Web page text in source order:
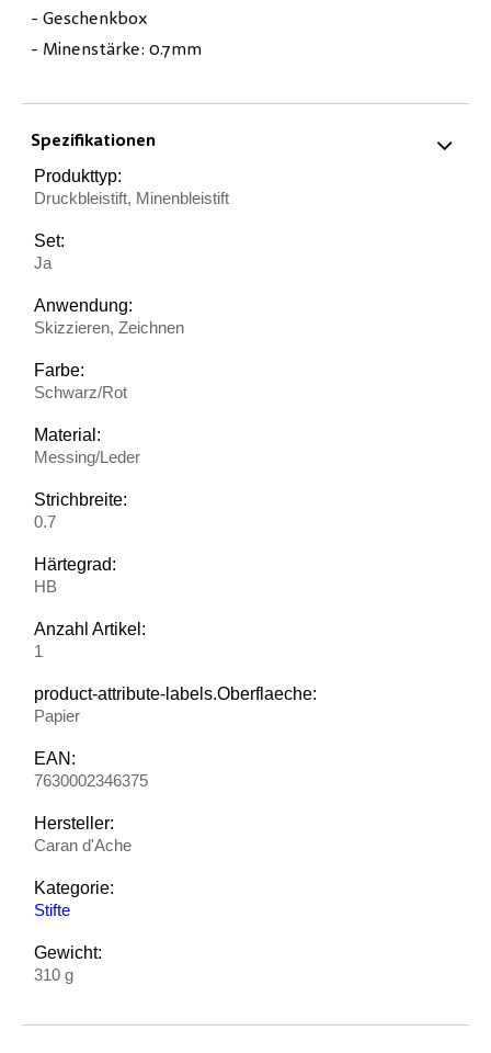
- Geschenkbox
- Minenstärke: 0.7mm
Spezifikationen
Produkttyp:
Druckbleistift, Minenbleistift
Set:
Ja
Anwendung:
Skizzieren, Zeichnen
Farbe:
Schwarz/Rot
Material:
Messing/Leder
Strichbreite:
0.7
Härtegrad:
HB
Anzahl Artikel:
1
product-attribute-labels.Oberflaeche:
Papier
EAN:
7630002346375
Hersteller:
Caran d'Ache
Kategorie:
Stifte
Gewicht:
310 g